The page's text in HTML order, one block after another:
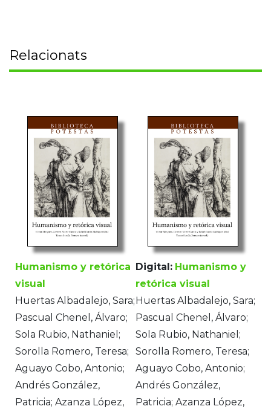
Relacionats
Humanismo y retórica
visual
Huertas Albadalejo, Sara;
Pascual Chenel, Álvaro;
Sola Rubio, Nathaniel;
Sorolla Romero, Teresa;
Aguayo Cobo, Antonio;
Andrés González,
Patricia; Azanza López,
Digital: Humanismo y
retórica visual
Huertas Albadalejo, Sara;
Pascual Chenel, Álvaro;
Sola Rubio, Nathaniel;
Sorolla Romero, Teresa;
Aguayo Cobo, Antonio;
Andrés González,
Patricia; Azanza López,